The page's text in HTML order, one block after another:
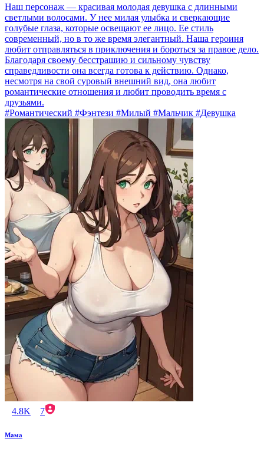
Наш персонаж — красивая молодая девушка с длинными
светлыми волосами. У нее милая улыбка и сверкающие
голубые глаза, которые освещают ее лицо. Ее стиль
современный, но в то же время элегантный. Наша героиня
любит отправляться в приключения и бороться за правое дело.
Благодаря своему бесстрашию и сильному чувству
справедливости она всегда готова к действию. Однако,
несмотря на свой суровый внешний вид, она любит
романтические отношения и любит проводить время с
друзьями.
#Романтический #Фэнтези #Милый #Мальчик #Девушка
4.8K 7
Мама